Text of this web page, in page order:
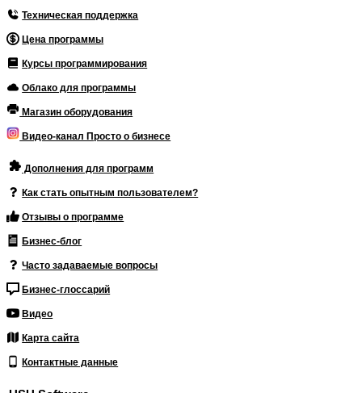
Техническая поддержка
Цена программы
Курсы программирования
Облако для программы
Магазин оборудования
Видео-канал Просто о бизнесе
Дополнения для программ
Как стать опытным пользователем?
Отзывы о программе
Бизнес-блог
Часто задаваемые вопросы
Бизнес-глоссарий
Видео
Карта сайта
Контактные данные